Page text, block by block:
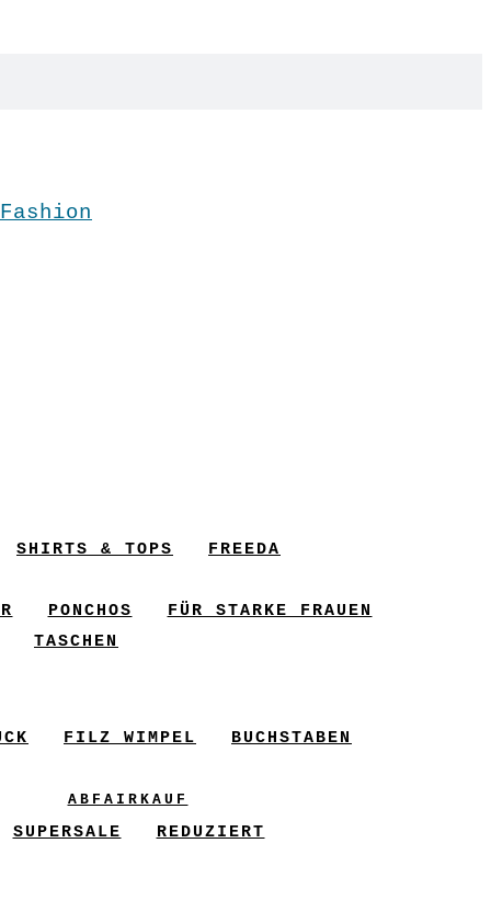
SHIRTS & TOPS FREEDA
PONCHOS
FÜR STARKE FRAUEN
TASCHEN
FILZ WIMPEL
BUCHSTABEN
ABFAIRKAUF
SUPERSALE REDUZIERT